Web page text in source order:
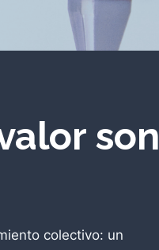
son
colectivo: un